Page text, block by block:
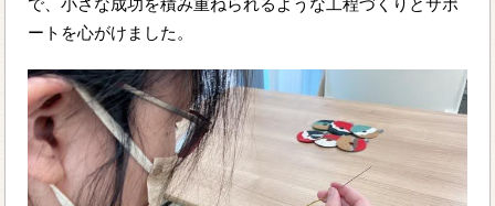
で、小さな成功を積み重ねられるような工程づくりとサポ
ートを心がけました。